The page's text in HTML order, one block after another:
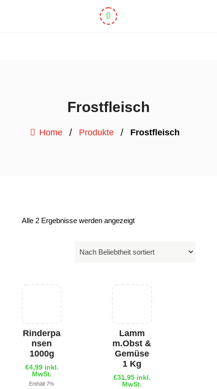
Frostfleisch
Home / Produkte / Frostfleisch
Alle 2 Ergebnisse werden angezeigt
Rinderpa
nsen
1000g
€4,99 inkl.
MwSt.
Enthält 7%
Lamm
m.Obst &
Gemüse
1 Kg
€31,95 inkl.
MwSt.